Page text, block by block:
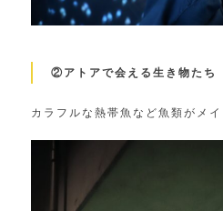
②アトアで会える生き物たち
カラフルな熱帯魚など魚類がメイ